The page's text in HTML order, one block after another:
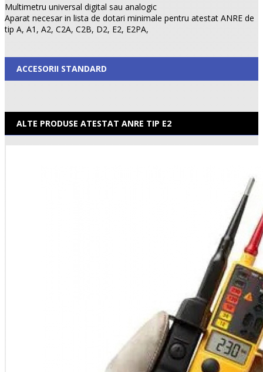
Multimetru universal digital sau analogic
Aparat necesar in lista de dotari minimale pentru atestat ANRE de
tip A, A1, A2, C2A, C2B, D2, E2, E2PA,
ACCESORII STANDARD
ALTE PRODUSE ATESTAT ANRE TIP E2